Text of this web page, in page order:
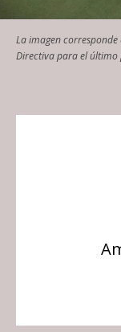
La imagen
Directiva para el último